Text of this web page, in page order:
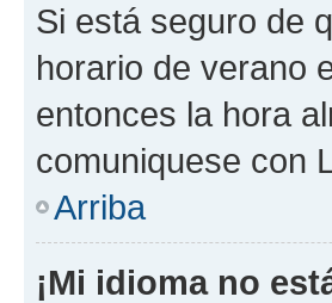
Si está seguro de
horario de verano
entonces la hora
comuniquese con
Arriba
¡Mi idioma no